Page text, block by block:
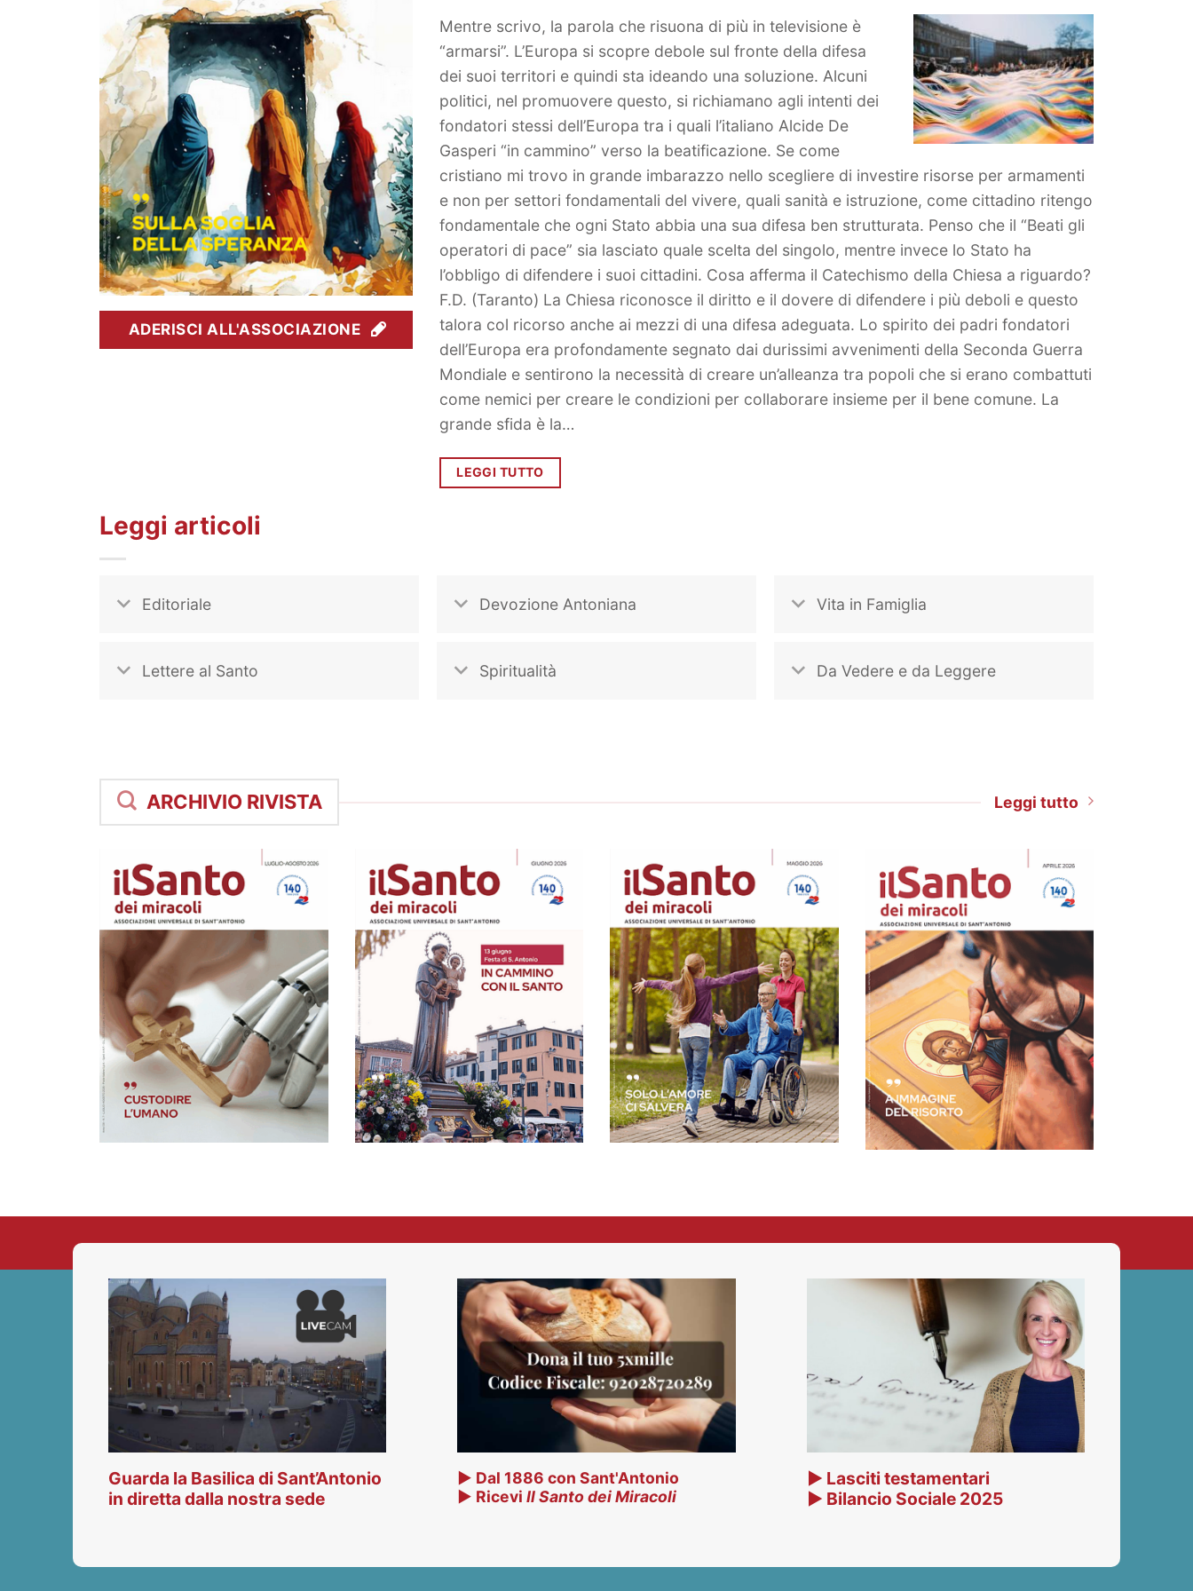
ADERISCI ALL'ASSOCIAZIONE
Mentre scrivo, la parola che risuona di più in televisione è
“armarsi”. L’Europa si scopre debole sul fronte della difesa
dei suoi territori e quindi sta ideando una soluzione. Alcuni
politici, nel promuovere questo, si richiamano agli intenti dei
fondatori stessi dell’Europa tra i quali l’italiano Alcide De
Gasperi “in cammino” verso la beatificazione. Se come
cristiano mi trovo in grande imbarazzo nello scegliere di investire risorse per armamenti
e non per settori fondamentali del vivere, quali sanità e istruzione, come cittadino ritengo
fondamentale che ogni Stato abbia una sua difesa ben strutturata. Penso che il “Beati gli
operatori di pace” sia lasciato quale scelta del singolo, mentre invece lo Stato ha
l’obbligo di difendere i suoi cittadini. Cosa afferma il Catechismo della Chiesa a riguardo?
F.D. (Taranto) La Chiesa riconosce il diritto e il dovere di difendere i più deboli e questo
talora col ricorso anche ai mezzi di una difesa adeguata. Lo spirito dei padri fondatori
dell’Europa era profondamente segnato dai durissimi avvenimenti della Seconda Guerra
Mondiale e sentirono la necessità di creare un’alleanza tra popoli che si erano combattuti
come nemici per creare le condizioni per collaborare insieme per il bene comune. La
grande sfida è la…
LEGGI TUTTO
Leggi articoli
Editoriale
Lettere al Santo
Devozione Antoniana
Spiritualità
Vita in Famiglia
Da Vedere e da Leggere
ARCHIVIO RIVISTA Leggi tutto
Guarda la Basilica di Sant’Antonio
in diretta dalla nostra sede
▶ Dal 1886 con Sant'Antonio
▶ RiceviIl Santo dei Miracoli
▶ Lasciti testamentari
▶ Bilancio Sociale 2025